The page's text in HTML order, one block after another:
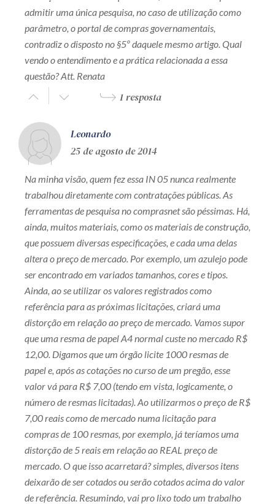
admitir uma única pesquisa, no caso de utilização como
parâmetro, o portal de compras governamentais,
contradiz o disposto no §5º daquele mesmo artigo. Qual
vendo o entendimento e a prática relacionada a essa
questão? Att. Renata
1 resposta
Leonardo
25 de agosto de 2014
Na minha visão, quem fez essa IN 05 nunca realmente
trabalhou diretamente com contratações públicas. As
ferramentas de pesquisa no comprasnet são péssimas. Há,
ainda, muitos materiais, como os materiais de construção,
que possuem diversas especificações, e cada uma delas
altera o preço de mercado. Por exemplo, um azulejo pode
ser encontrado em variados tamanhos, cores e tipos.
Ainda, ao se utilizar os valores registrados como
referência para as próximas licitações, criará uma
distorção em relação ao preço de mercado. Vamos supor
que uma resma de papel A4 normal custe no mercado R$
12,00. Digamos que um órgão licite 1000 resmas de
papel e, após as cotações no curso de um pregão, esse
valor vá para R$ 7,00 (tendo em vista, logicamente, o
número de resmas licitadas). Ao utilizarmos o preço de R$
7,00 reais como de mercado numa licitação para
compras de 100 resmas, por exemplo, já teríamos uma
distorção de 5 reais em relação ao REAL preço de
mercado. O que isso acarretará? simples, diversos itens
deixarão de ser cotados ou serão cotados acima do valor
de referência. Resumindo, vai pro lixo todo um trabalho